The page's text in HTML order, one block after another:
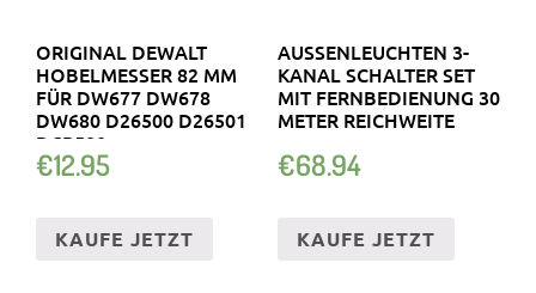
ORIGINAL DEWALT
HOBELMESSER 82 MM
FÜR DW677 DW678
DW680 D26500 D26501
DCP580
€12.95
KAUFE JETZT
AUSSENLEUCHTEN 3-K
ANAL SCHALTER SET M
IT FERNBEDIENUNG 30 M
ETER REICHWEITE
€68.94
KAUFE JETZT